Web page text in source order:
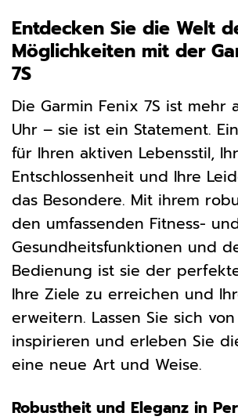
Entdecken Sie die Welt
Möglichkeiten mit der
7S
Die Garmin Fenix 7S ist mehr
Uhr – sie ist ein Statement.
für Ihren aktiven Lebensstil,
Entschlossenheit und Ihre
das Besondere. Mit ihrem
den umfassenden Fitness-
Gesundheitsfunktionen und
Bedienung ist sie der
Ihre Ziele zu erreichen und
erweitern. Lassen Sie sich
inspirieren und erleben Sie
eine neue Art und Weise.
Robustheit und Eleganz in